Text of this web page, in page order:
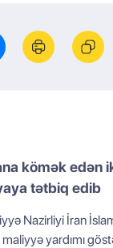
kömək edən
tətbiq edib
Nazirliyi İran
maliyyə yardımı